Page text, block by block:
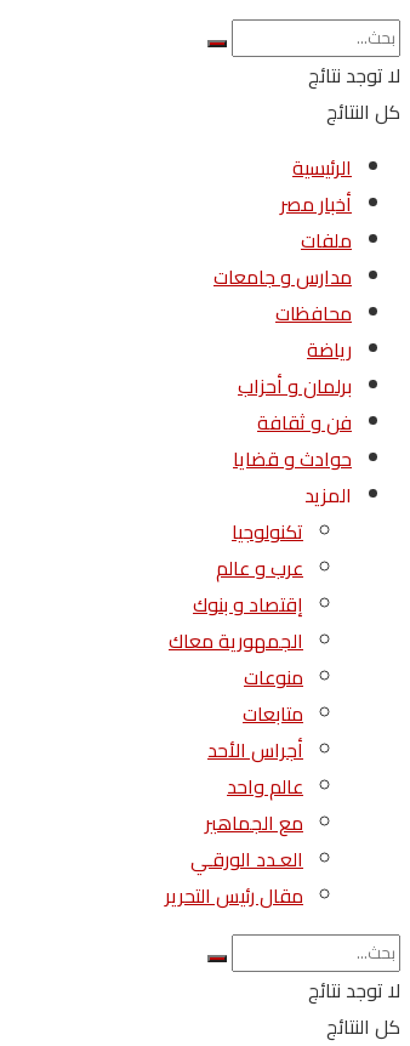
لا توجد نتائج
كل النتائج
الرئيسية
أخبار مصر
ملفات
مدارس و جامعات
محافظات
رياضة
برلمان و أحزاب
فن و ثقافة
حوادث و قضايا
المزيد
تكنولوجيا
عرب و عالم
إقتصاد و بنوك
الجمهورية معاك
منوعات
متابعات
أجراس الأحد
عالم واحد
مع الجماهير
العـدد الورقـي
مقال رئيس التحرير
لا توجد نتائج
كل النتائج